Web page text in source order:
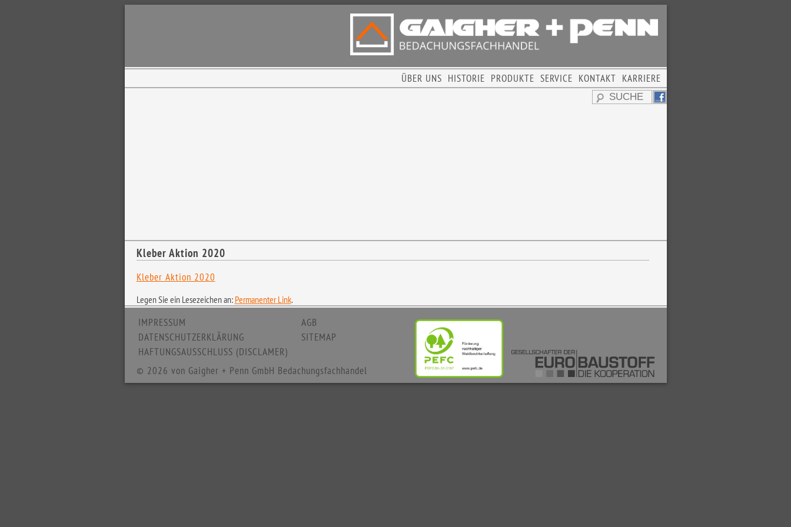
KARRIERE
KONTAKT
SERVICE
PRODUKTE
HISTORIE
ÜBER UNS
Kleber Aktion 2020
Kleber Aktion 2020
Legen Sie ein Lesezeichen an: Permanenter Link.
IMPRESSUM
DATENSCHUTZERKLÄRUNG
HAFTUNGSAUSSCHLUSS (DISCLAMER)
AGB
SITEMAP
© 2026 von Gaigher + Penn GmbH Bedachungsfachhandel